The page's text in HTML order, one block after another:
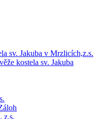
sv. Jakuba v Mrzlicích,z.s.
kostela sv. Jakuba
z.s.